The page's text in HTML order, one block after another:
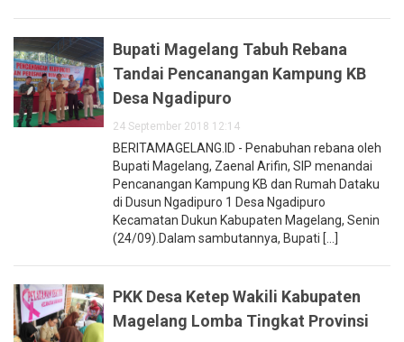
Bupati Magelang Tabuh Rebana
Tandai Pencanangan Kampung KB
Desa Ngadipuro
24 September 2018 12:14
BERITAMAGELANG.ID - Penabuhan rebana oleh
Bupati Magelang, Zaenal Arifin, SIP menandai
Pencanangan Kampung KB dan Rumah Dataku
di Dusun Ngadipuro 1 Desa Ngadipuro
Kecamatan Dukun Kabupaten Magelang, Senin
(24/09).Dalam sambutannya, Bupati [...]
PKK Desa Ketep Wakili Kabupaten
Magelang Lomba Tingkat Provinsi